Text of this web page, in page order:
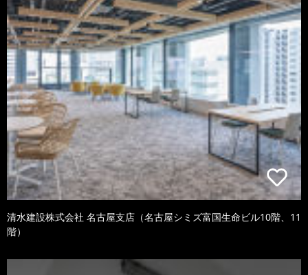
清水建設株式会社 名古屋支店（名古屋シミズ富国生命ビル10階、11
階）